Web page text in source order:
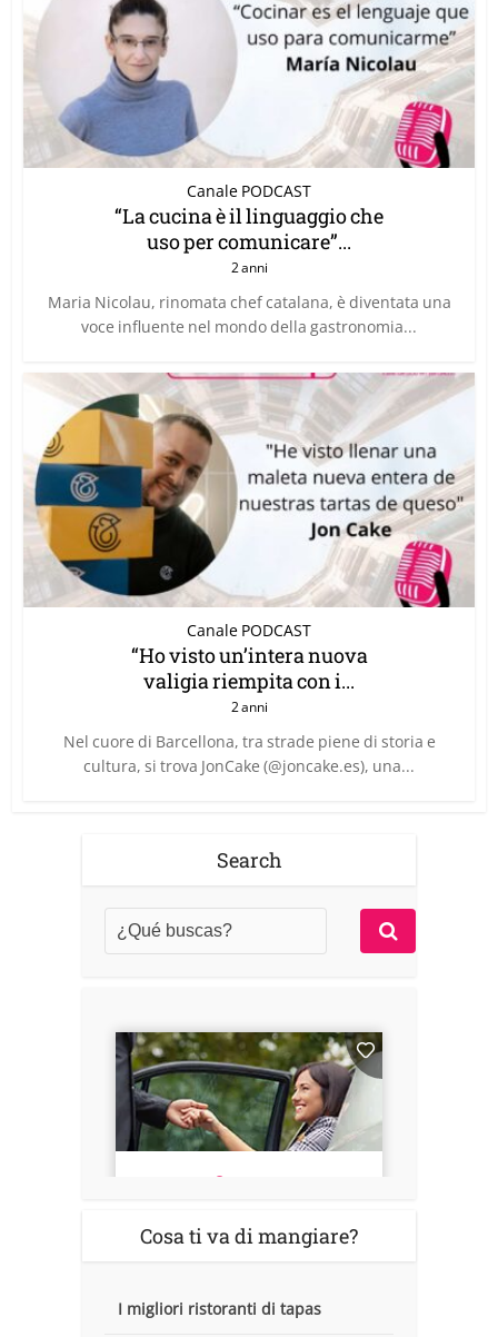
Canale PODCAST
“La cucina è il linguaggio che
uso per comunicare”...
2 anni
Maria Nicolau, rinomata chef catalana, è diventata una
voce influente nel mondo della gastronomia...
Canale PODCAST
“Ho visto un’intera nuova
valigia riempita con i...
2 anni
Nel cuore di Barcellona, tra strade piene di storia e
cultura, si trova JonCake (@joncake.es), una...
Search
Cosa ti va di mangiare?
I migliori ristoranti di tapas